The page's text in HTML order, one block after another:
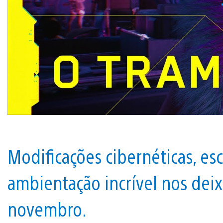
Modificações cibernéticas,
ambientação incrível nos
novembro.